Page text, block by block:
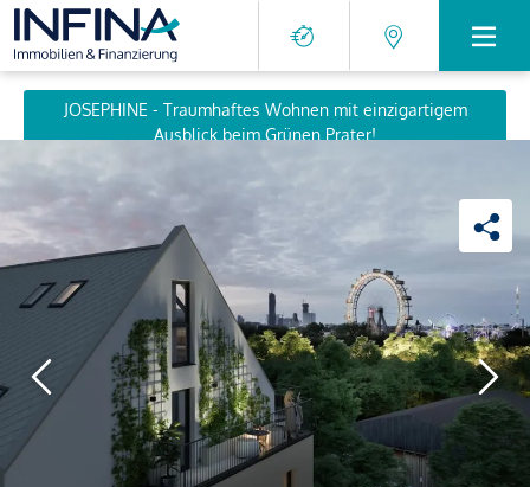
JOSEPHINE - Traumhaftes Wohnen mit einzigartigem
Ausblick beim Grünen Prater!